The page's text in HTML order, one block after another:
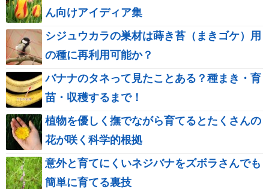
ん向けアイディア集
シジュウカラの巣材は蒔き苔（まきゴケ）用
の種に再利用可能か？
バナナのタネって見たことある？種まき・育
苗・収穫するまで！
植物を優しく撫でながら育てるとたくさんの
花が咲く科学的根拠
意外と育てにくいネジバナをズボラさんでも
簡単に育てる裏技